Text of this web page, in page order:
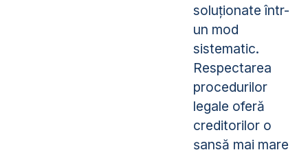
soluționate într-
un mod
sistematic.
Respectarea
procedurilor
legale oferă
creditorilor o
șansă mai mare